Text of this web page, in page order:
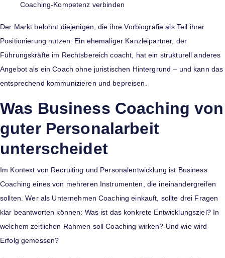
Coaching-Kompetenz verbinden
Der Markt belohnt diejenigen, die ihre Vorbiografie als Teil ihrer
Positionierung nutzen: Ein ehemaliger Kanzleipartner, der
Führungskräfte im Rechtsbereich coacht, hat ein strukturell anderes
Angebot als ein Coach ohne juristischen Hintergrund – und kann das
entsprechend kommunizieren und bepreisen.
Was Business Coaching von
guter Personalarbeit
unterscheidet
Im Kontext von Recruiting und Personalentwicklung ist Business
Coaching eines von mehreren Instrumenten, die ineinandergreifen
sollten. Wer als Unternehmen Coaching einkauft, sollte drei Fragen
klar beantworten können: Was ist das konkrete Entwicklungsziel? In
welchem zeitlichen Rahmen soll Coaching wirken? Und wie wird
Erfolg gemessen?